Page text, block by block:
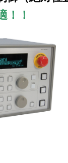
！！